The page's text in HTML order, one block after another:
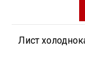
Лист